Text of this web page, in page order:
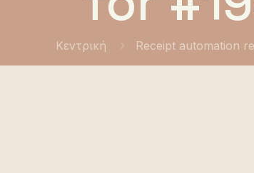
Κεντρική Receipt automation